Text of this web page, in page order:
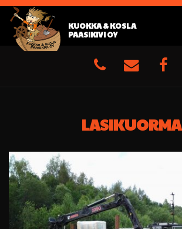
KUOKKA & KOSLA
PAASIKIVI OY
LASIKUORMA